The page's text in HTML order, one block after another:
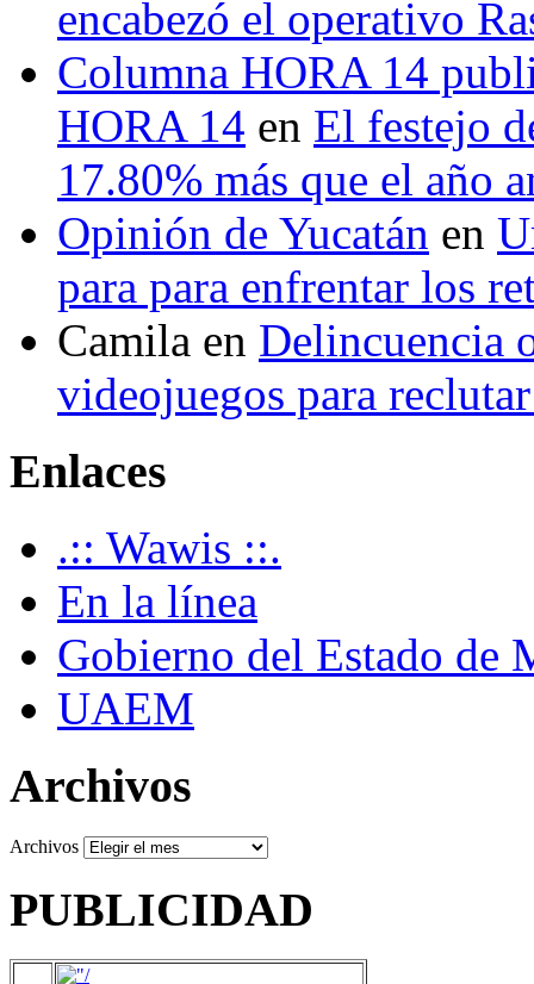
encabezó el operativo
Columna HORA 14
HORA 14 en El festejo
17.80% más que el año
Opinión de Yucatán en
para para enfrentar los
Camila en Delincuencia
videojuegos para
Enlaces
.:: Wawis ::.
En la línea
Gobierno del Estado de
UAEM
Archivos
Archivos
PUBLICIDAD